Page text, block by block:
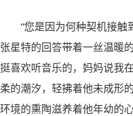
“您是因为何种契机接触
张星特的回答带着一丝温暖
挺喜欢听音乐的，妈妈说我
柔的潮汐，轻拂着他未成形
环境的熏陶滋养着他年幼的